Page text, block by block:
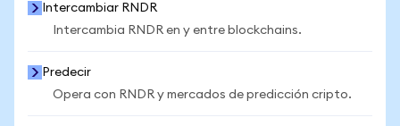
Intercambiar RNDR
Intercambia RNDR en y entre blockchains.
Predecir
Opera con RNDR y mercados de predicción cripto.